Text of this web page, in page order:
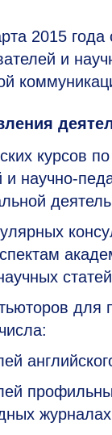
2015
и
курсов
научно-
для